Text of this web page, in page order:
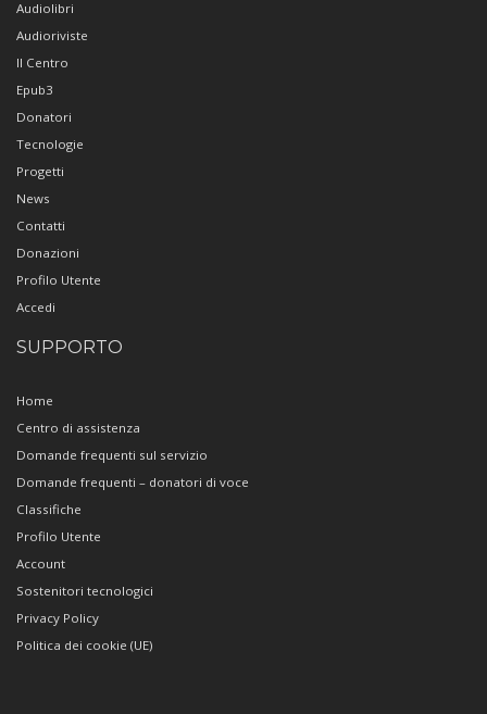
Audiolibri
Audioriviste
Il Centro
Epub3
Donatori
Tecnologie
Progetti
News
Contatti
Donazioni
Profilo Utente
Accedi
SUPPORTO
Home
Centro di assistenza
Domande frequenti sul servizio
Domande frequenti – donatori di voce
Classifiche
Profilo Utente
Account
Sostenitori tecnologici
Privacy Policy
Politica dei cookie (UE)